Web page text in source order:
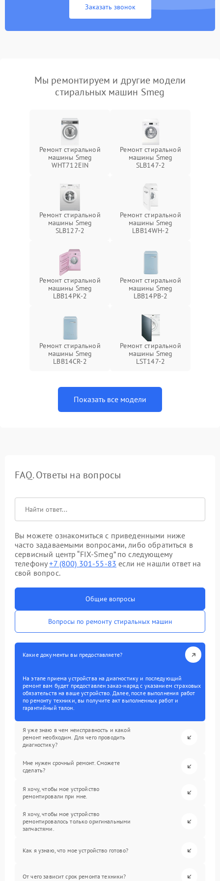
Заказать звонок
Мы ремонтируем и другие модели
стиральных машин Smeg
Ремонт стиральной
машины Smeg
WHT712EIN
Ремонт стиральной
машины Smeg
SLB147-2
Ремонт стиральной
машины Smeg
SLB127-2
Ремонт стиральной
машины Smeg
LBB14WH-2
Ремонт стиральной
машины Smeg
LBB14PK-2
Ремонт стиральной
машины Smeg
LBB14PB-2
Ремонт стиральной
машины Smeg
LBB14CR-2
Ремонт стиральной
машины Smeg
LST147-2
Показать все модели
FAQ. Ответы на вопросы
Вы можете ознакомиться с приведенными ниже
часто задаваемыми вопросами, либо обратиться в
сервисный центр “FIX-Smeg” по следующему
телефону+7 (800) 301-55-83 если не нашли ответ на
свой вопрос.
Общие вопросы
Вопросы по ремонту стиральных машин
Какие документы вы предоставляете?
На этапе приема устройства на диагностику и последующий
ремонт вам будет предоставлен заказ-наряд с указанием страховых
обязательств на ваше устройство. Далее, после выполнения работ
по ремонту техники, вы получите акт выполненных работ и
гарантийный талон.
Я уже знаю в чем неисправность и какой
ремонт необходим. Для чего проводить
диагностику?
Мне нужен срочный ремонт. Сможете
сделать?
Я хочу, чтобы мое устройство
ремонтировали при мне.
Я хочу, чтобы мое устройство
ремонтировалось только оригинальными
запчастями.
Как я узнаю, что мое устройство готово?
От чего зависит срок ремонта техники?